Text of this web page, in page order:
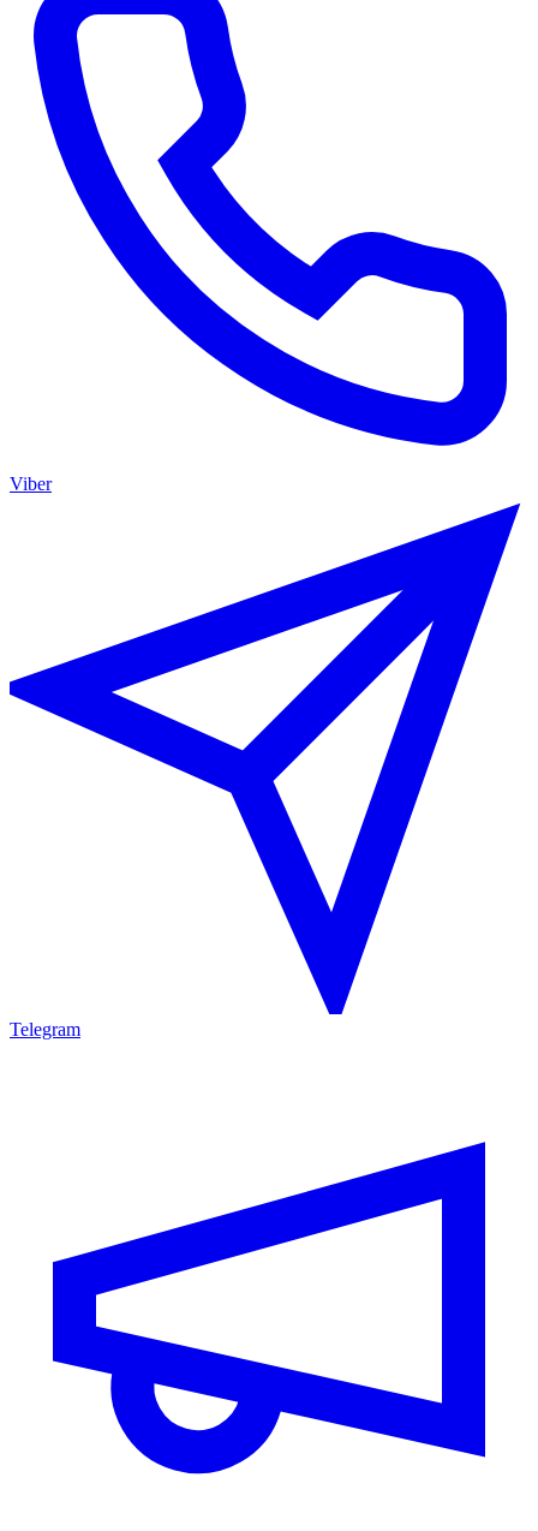
Viber
Telegram